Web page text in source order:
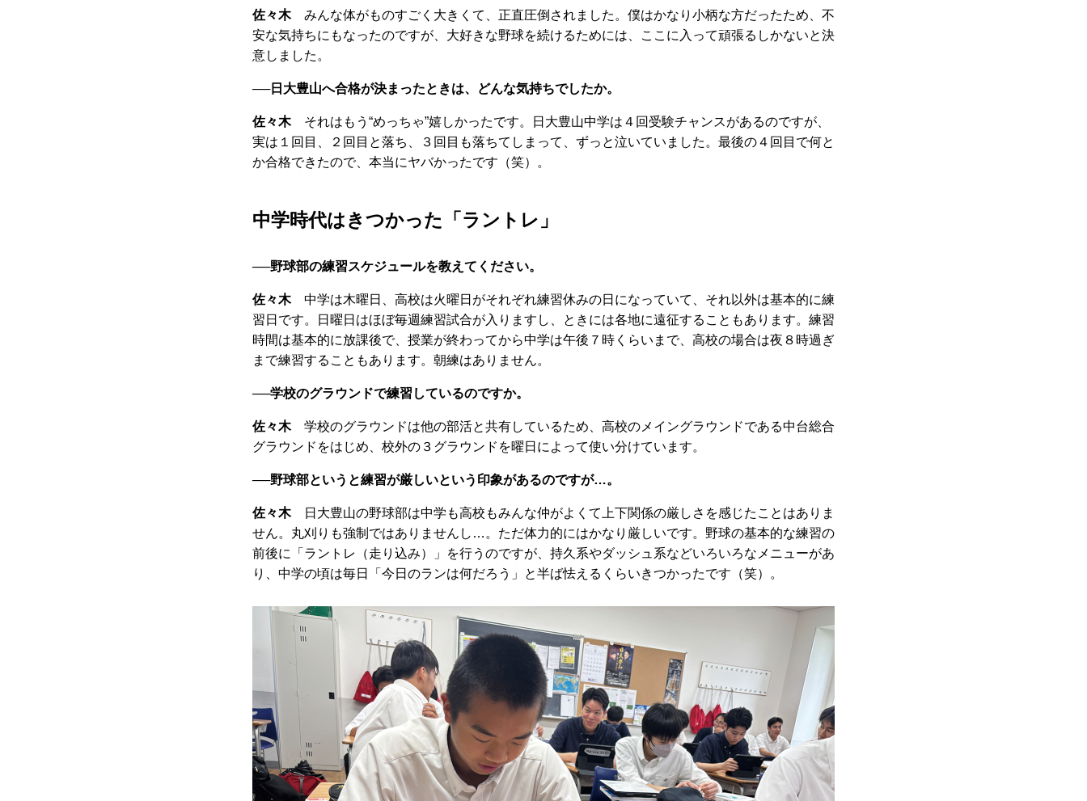
佐々木みんな体がものすごく大きくて、正直圧倒されました。僕はかなり小柄な方だったため、不
安な気持ちにもなったのですが、大好きな野球を続けるためには、ここに入って頑張るしかないと決
意しました。
──日大豊山へ合格が決まったときは、どんな気持ちでしたか。
佐々木それはもう“めっちゃ”嬉しかったです。日大豊山中学は４回受験チャンスがあるのですが、
実は１回目、２回目と落ち、３回目も落ちてしまって、ずっと泣いていました。最後の４回目で何と
か合格できたので、本当にヤバかったです（笑）。
中学時代はきつかった「ラントレ」
──野球部の練習スケジュールを教えてください。
佐々木中学は木曜日、高校は火曜日がそれぞれ練習休みの日になっていて、それ以外は基本的に練
習日です。日曜日はほぼ毎週練習試合が入りますし、ときには各地に遠征することもあります。練習
時間は基本的に放課後で、授業が終わってから中学は午後７時くらいまで、高校の場合は夜８時過ぎ
まで練習することもあります。朝練はありません。
──学校のグラウンドで練習しているのですか。
佐々木学校のグラウンドは他の部活と共有しているため、高校のメイングラウンドである中台総合
グラウンドをはじめ、校外の３グラウンドを曜日によって使い分けています。
──野球部というと練習が厳しいという印象があるのですが…。
佐々木日大豊山の野球部は中学も高校もみんな仲がよくて上下関係の厳しさを感じたことはありま
せん。丸刈りも強制ではありませんし…。ただ体力的にはかなり厳しいです。野球の基本的な練習の
前後に「ラントレ（走り込み）」を行うのですが、持久系やダッシュ系などいろいろなメニューがあ
り、中学の頃は毎日「今日のランは何だろう」と半ば怯えるくらいきつかったです（笑）。